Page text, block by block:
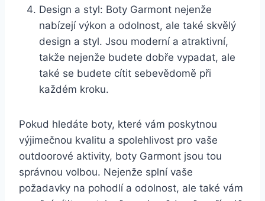
Design a styl: Boty Garmont nejenže
nabízejí výkon a odolnost, ale také skvělý
design a​ styl. Jsou moderní a ‌atraktivní,
takže ⁣nejenže budete dobře vypadat, ale
také se ‍budete cítit sebevědomě při
každém kroku.
Pokud⁣ hledáte boty, které vám poskytnou
výjimečnou kvalitu a spolehlivost pro ​vaše
outdoorové aktivity, boty Garmont jsou tou
správnou volbou. Nejenže splní vaše
požadavky⁣ na pohodlí a odolnost, ale ‌také vám